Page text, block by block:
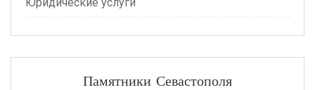
Памятники Севастополя